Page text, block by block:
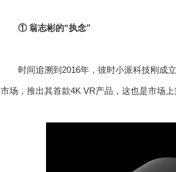
① 翁志彬的“执念”
时间追溯到2016年，彼时小派科技刚成
市场，推出其首款4K VR产品，这也是市场